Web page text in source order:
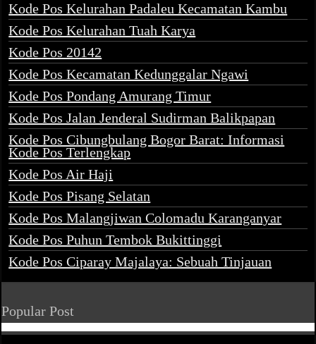
Kode Pos Kelurahan Padaleu Kecamatan Kambu
Kode Pos Kelurahan Tuah Karya
Kode Pos 20142
Kode Pos Kecamatan Kedunggalar Ngawi
Kode Pos Pondang Amurang Timur
Kode Pos Jalan Jenderal Sudirman Balikpapan
Kode Pos Cibungbulang Bogor Barat: Informasi
Kode Pos Terlengkap
Kode Pos Air Haji
Kode Pos Pisang Selatan
Kode Pos Malangjiwan Colomadu Karanganyar
Kode Pos Puhun Tembok Bukittinggi
Kode Pos Ciparay Majalaya: Sebuah Tinjauan
Popular Post